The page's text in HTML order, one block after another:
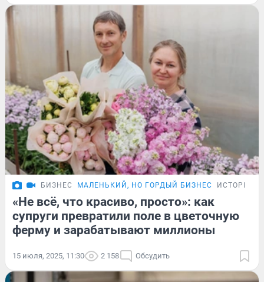
БИЗНЕС МАЛЕНЬКИЙ, НО ГОРДЫЙ БИЗНЕС ИСТОРИИ
«Не всё, что красиво, просто»: как
супруги превратили поле в цветочную
ферму и зарабатывают миллионы
15 июля, 2025, 11:30 2 158 Обсудить